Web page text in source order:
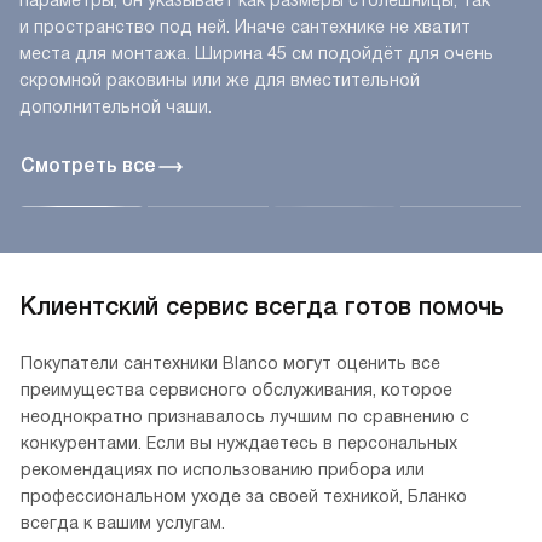
Смотреть все
и пространство под ней. Иначе сантехнике не хватит
места для монтажа. Ширина 45 см подойдёт для очень
скромной раковины или же для вместительной
дополнительной чаши.
Клиентский сервис всегда готов помочь
Покупатели сантехники Blanco могут оценить все
преимущества сервисного обслуживания, которое
неоднократно признавалось лучшим по сравнению с
конкурентами. Если вы нуждаетесь в персональных
рекомендациях по использованию прибора или
профессиональном уходе за своей техникой, Бланко
всегда к вашим услугам.